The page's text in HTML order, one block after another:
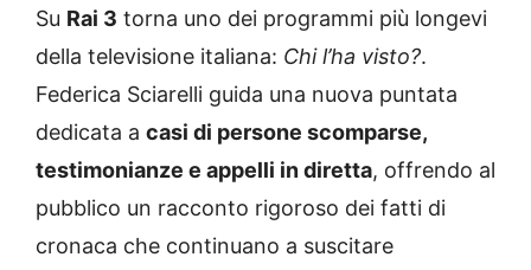
Su Rai 3 torna uno dei programmi più longevi
della televisione italiana: Chi l’ha visto?.
Federica Sciarelli guida una nuova puntata
dedicata a casi di persone scomparse,
testimonianze e appelli in diretta, offrendo al
pubblico un racconto rigoroso dei fatti di
cronaca che continuano a suscitare